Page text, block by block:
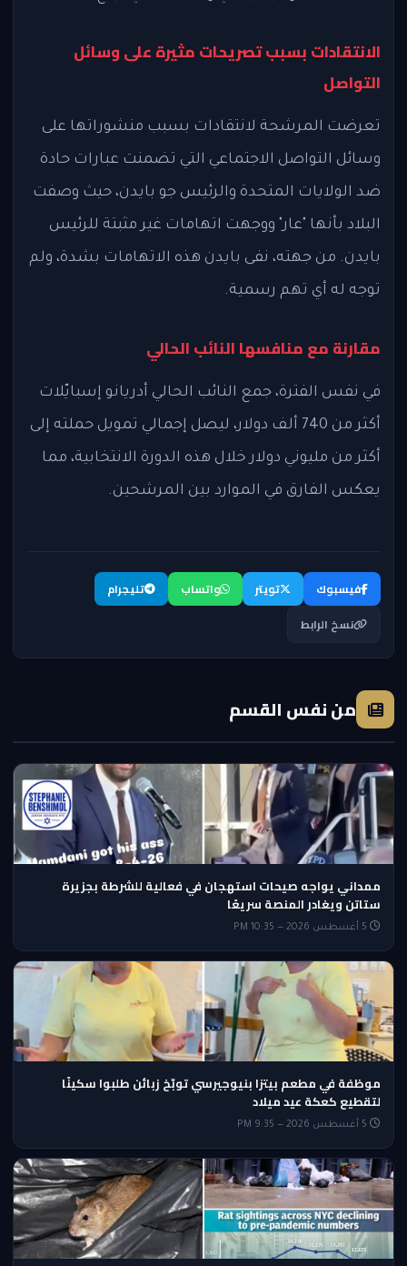
الانتقادات بسبب تصريحات مثيرة على وسائل
التواصل
تعرضت المرشحة لانتقادات بسبب منشوراتها على
وسائل التواصل الاجتماعي التي تضمنت عبارات حادة
ضد الولايات المتحدة والرئيس جو بايدن، حيث وصفت
البلاد بأنها "عار" ووجهت اتهامات غير مثبتة للرئيس
بايدن. من جهته، نفى بايدن هذه الاتهامات بشدة، ولم
توجه له أي تهم رسمية.
مقارنة مع منافسها النائب الحالي
في نفس الفترة، جمع النائب الحالي أدريانو إسبايّلات
أكثر من 740 ألف دولار، ليصل إجمالي تمويل حملته إلى
أكثر من مليوني دولار خلال هذه الدورة الانتخابية، مما
يعكس الفارق في الموارد بين المرشحين.
فيسبوك تويتر واتساب
تليجرام
نسخ الرابط
من نفس القسم
ممداني يواجه صيحات استهجان في فعالية للشرطة بجزيرة
ستاتن ويغادر المنصة سريعًا
موظفة في مطعم بيتزا بنيوجيرسي توبّخ زبائن طلبوا سكينًا
لتقطيع كعكة عيد ميلاد